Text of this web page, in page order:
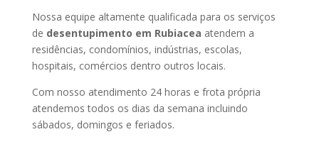
Nossa equipe altamente qualificada para os serviços
de desentupimento em Rubiacea atendem a
residências, condomínios, indústrias, escolas,
hospitais, comércios dentro outros locais.
Com nosso atendimento 24 horas e frota própria
atendemos todos os dias da semana incluindo
sábados, domingos e feriados.